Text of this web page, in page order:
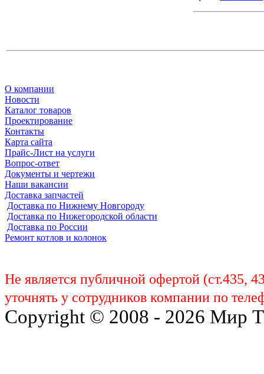
О компании
Новости
Каталог товаров
Проектирование
Контакты
Карта сайта
Прайс-Лист на услуги
Вопрос-ответ
Документы и чертежи
Наши вакансии
Доставка запчастей
Доставка по Нижнему Новгороду
Доставка по Нижегородской области
Доставка по России
Ремонт котлов и колонок
Не является публичной офертой (ст.435,
уточнять у сотрудников компании по
Copyright © 2008 - 2026 Мир